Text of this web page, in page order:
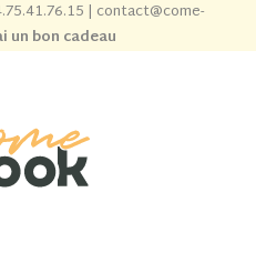
| contact@come-
un bon cadeau